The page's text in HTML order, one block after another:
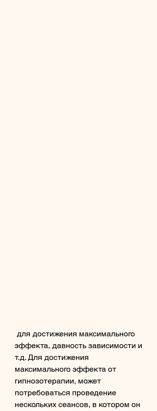
эффекта, давность зависимости и
т.д. Для достижения
максимального эффекта от
гипнозотерапии, может
потребоваться проведение
нескольких сеансов, в котором он